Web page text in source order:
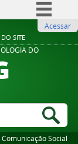
SITE
BR
Acessar
DO
Comunicação Social